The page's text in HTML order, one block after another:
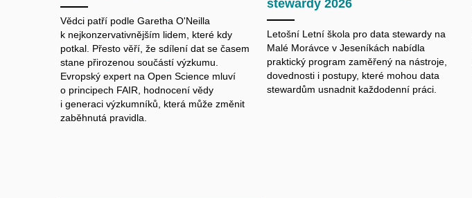
Vědci patří podle Garetha O'Neilla
k nejkonzervativnějším lidem, které kdy
potkal. Přesto věří, že sdílení dat se časem
stane přirozenou součástí výzkumu.
Evropský expert na Open Science mluví
o principech FAIR, hodnocení vědy
i generaci výzkumníků, která může změnit
zaběhnutá pravidla.
stewardy 2026
Letošní Letní škola pro data stewardyna
Malé Morávce v Jeseníkách nabídla
praktický program zaměřený na nástroje,
dovednosti i postupy, které mohou data
stewardům usnadnit každodenní práci.